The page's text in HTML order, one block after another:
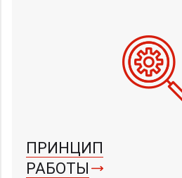
ПРИНЦИП
РАБОТЫ